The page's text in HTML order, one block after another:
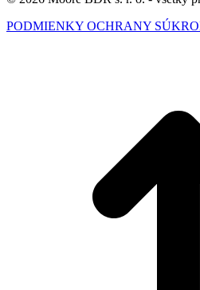
PODMIENKY OCHRANY